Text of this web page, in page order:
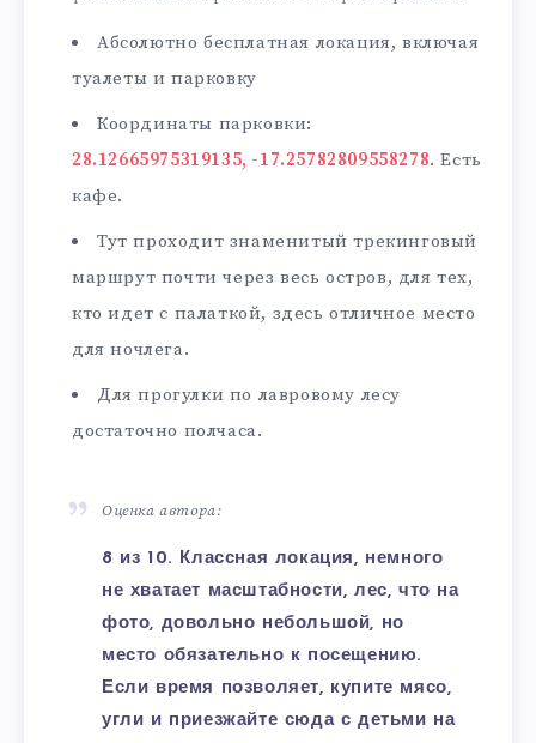
Абсолютно бесплатная локация, включая
туалеты и парковку
Координаты парковки:
28.12665975319135, -17.25782809558278. Есть
кафе.
Тут проходит знаменитый трекинговый
маршрут почти через весь остров, для тех,
кто идет с палаткой, здесь отличное место
для ночлега.
Для прогулки по лавровому лесу
достаточно полчаса.
Оценка автора:
8 из 10. Классная локация, немного
не хватает масштабности, лес, что на
фото, довольно небольшой, но
место обязательно к посещению.
Если время позволяет, купите мясо,
угли и приезжайте сюда с детьми на